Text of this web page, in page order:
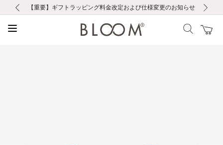
お修理・アフターサービスのご案内
【重要】令和８年熊本地震に伴う集配への影響について
【重要】ギフトラッピング料金改定および仕様変更のお知らせ
【重要】夏季休業の営業についてのご案内
税込5,500円以上で送料無料｜最短24時間以内に発送
新規会員登録で1000ポイントプレゼント！
新規LINE友だち登録で500円クーポンプレゼント
会員限定！レビュー投稿で100ポイントプレゼント
お修理・アフターサービスのご案内
【重要】令和８年熊本地震に伴う集配への影響について